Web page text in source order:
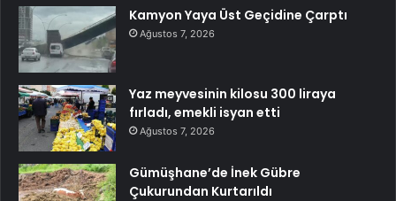
Kamyon Yaya Üst Geçidine Çarptı
Ağustos 7, 2026
Yaz meyvesinin kilosu 300 liraya
fırladı, emekli isyan etti
Ağustos 7, 2026
Gümüşhane’de İnek Gübre
Çukurundan Kurtarıldı